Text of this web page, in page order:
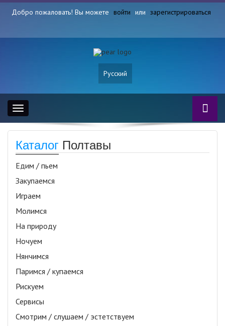
Добро пожаловать! Вы можете войти или зарегистрироваться
Русский
Toggle
navigation
Каталог Полтавы
Едим / пьем
Закупаемся
Играем
Молимся
На природу
Ночуем
Нянчимся
Паримся / купаемся
Рискуем
Сервисы
Смотрим / слушаем / эстетствуем